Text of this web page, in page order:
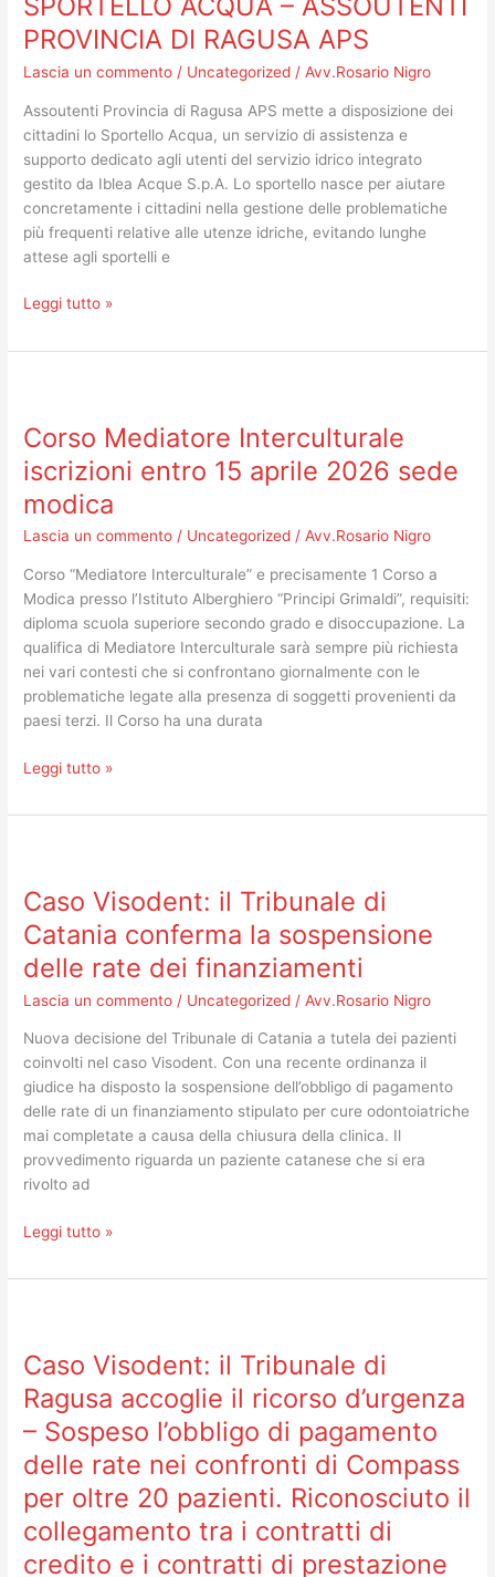
PROVINCIA DI RAGUSA APS
Lascia un commento / Uncategorized /Avv.Rosario Nigro
Assoutenti Provincia di Ragusa APS mette a disposizione dei
cittadini lo Sportello Acqua, un servizio di assistenza e
supporto dedicato agli utenti del servizio idrico integrato
gestito da Iblea Acque S.p.A. Lo sportello nasce per aiutare
concretamente i cittadini nella gestione delle problematiche
più frequenti relative alle utenze idriche, evitando lunghe
attese agli sportelli e
ASSOUTENTI
PROVINCIA
DI
Leggi tutto »
Corso Mediatore Interculturale
iscrizioni entro 15 aprile 2026 sede
modica
Lascia un commento / Uncategorized /Avv.Rosario Nigro
Corso “Mediatore Interculturale” e precisamente 1 Corso a
Modica presso l’Istituto Alberghiero “Principi Grimaldi”, requisiti:
diploma scuola superiore secondo grado e disoccupazione. La
qualifica di Mediatore Interculturale sarà sempre più richiesta
nei vari contesti che si confrontano giornalmente con le
problematiche legate alla presenza di soggetti provenienti da
paesi terzi. Il Corso ha una durata
Interculturale
iscrizioni
entro
15
aprile
sede
modica
Leggi tutto »
Caso Visodent: il Tribunale di
Catania conferma la sospensione
delle rate dei finanziamenti
Lascia un commento / Uncategorized /Avv.Rosario Nigro
Nuova decisione del Tribunale di Catania a tutela dei pazienti
coinvolti nel caso Visodent. Con una recente ordinanza il
giudice ha disposto la sospensione dell’obbligo di pagamento
delle rate di un finanziamento stipulato per cure odontoiatriche
mai completate a causa della chiusura della clinica. Il
provvedimento riguarda un paziente catanese che si era
rivolto ad
il
Tribunale
di
Catania
conferma
sospensione
delle
rate
dei
finanziamenti
Leggi tutto »
Caso Visodent: il Tribunale di
Ragusa accoglie il ricorso d’urgenza
– Sospeso l’obbligo di pagamento
delle rate nei confronti di Compass
per oltre 20 pazienti. Riconosciuto il
collegamento tra i contratti di
credito e i contratti di prestazione
il
Tribunale
di
Ragusa
accoglie
ricorso
d’urgenza
–